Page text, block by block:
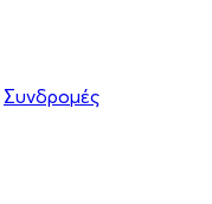
Συνδρομές